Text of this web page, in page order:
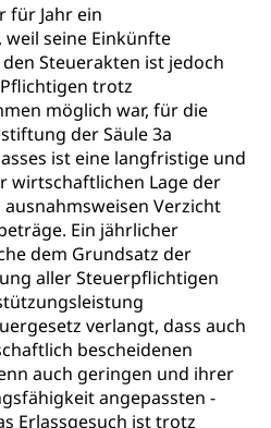
für Jahr ein
weil seine Einkünfte
Steuerakten ist jedoch
trotz
möglich war, für die
der Säule 3a
ist eine langfristige und
wirtschaftlichen Lage der
Verzicht
Ein jährlicher
dem Grundsatz der
aller Steuerpflichtigen
verlangt, dass auch
bescheidenen
auch geringen und ihrer
angepassten -
Erlassgesuch ist trotz